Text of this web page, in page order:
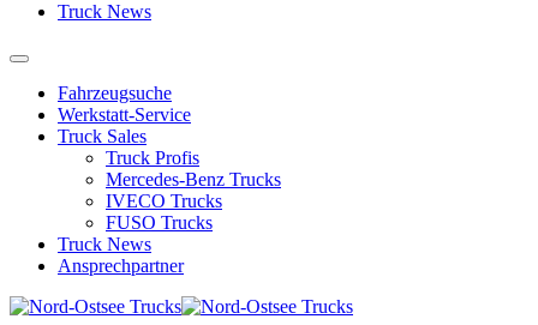
Truck News
Fahrzeugsuche
Werkstatt-Service
Truck Sales
Truck Profis
Mercedes-Benz Trucks
IVECO Trucks
FUSO Trucks
Truck News
Ansprechpartner